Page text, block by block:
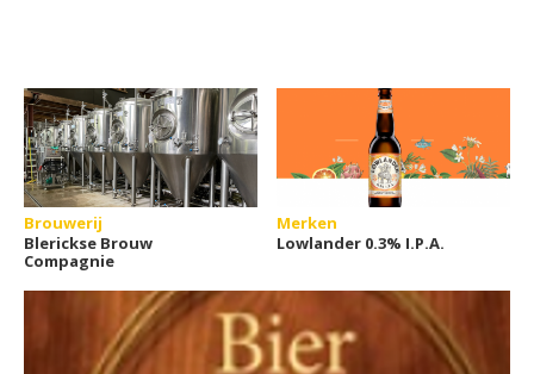
Brouwerij
Blerickse Brouw
Compagnie
Merken
Lowlander 0.3% I.P.A.